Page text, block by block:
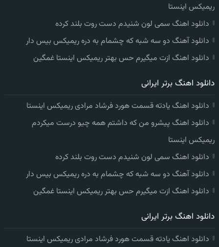
ریمیکس اینستا
دانلود اهنگ سمی لون شنیدم دست روت بلند کرده
دانلود آهنگ دو سه شبه که چشمام به دره ریمیکس بیس دار
دانلود اهنگ ازت میگیرم حس بهتر ریمیکس اینستا غمگین
دانلود اهنگ برتر ایرانی
دانلود اهنگ یادته قسمت هورد فرشاد مرادی ریمیکس اینستا
دانلود اهنگ پیشرو من که داشتم همه چیو درست میکردم
ریمیکس اینستا
دانلود اهنگ سمی لون شنیدم دست روت بلند کرده
دانلود آهنگ دو سه شبه که چشمام به دره ریمیکس بیس دار
دانلود اهنگ ازت میگیرم حس بهتر ریمیکس اینستا غمگین
دانلود اهنگ برتر ایرانی
دانلود اهنگ یادته قسمت هورد فرشاد مرادی ریمیکس اینستا